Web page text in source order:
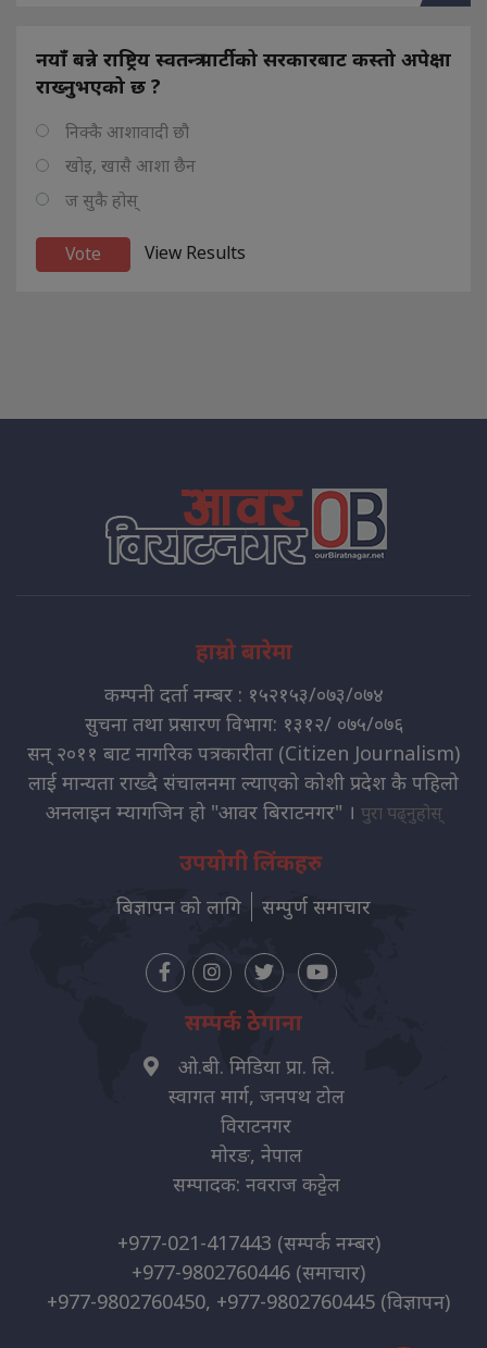
नयाँ बन्ने राष्ट्रिय स्वतन्त्र पार्टीको सरकारबाट कस्तो अपेक्षा
राख्नुभएको छ ?
निक्कै आशावादी छौ
खोइ, खासै आशा छैन
ज सुकै होस्
View Results
हाम्रो बारेमा
कम्पनी दर्ता नम्बर : १५२१५३/०७३/०७४
सुचना तथा प्रसारण विभाग: १३१२/ ०७५/०७६
सन् २०११ बाट नागरिक पत्रकारीता (Citizen Journalism)
लाई मान्यता राख्दै संचालनमा ल्याएको कोशी प्रदेश कै पहिलो
अनलाइन म्यागजिन हो "आवर बिराटनगर" । पुरा पढ्नुहोस्
उपयोगी लिंकहरु
बिज्ञापन को लागि सम्पुर्ण समाचार
सम्पर्क ठेगाना
ओ.बी. मिडिया प्रा. लि.
स्वागत मार्ग, जनपथ टोल
विराटनगर
मोरङ, नेपाल
सम्पादक: नवराज कट्टेल
+977-021-417443 (सम्पर्क नम्बर)
+977-9802760446 (समाचार)
+977-9802760450, +977-9802760445 (विज्ञापन)